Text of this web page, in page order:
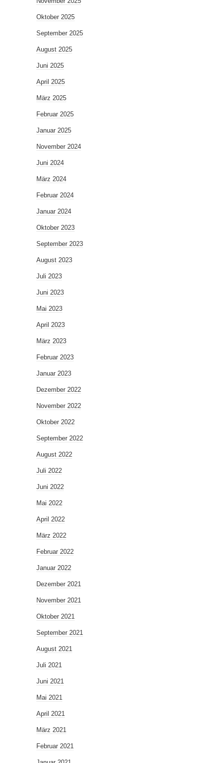
Oktober 2025
September 2025
August 2025
Juni 2025
April 2025
März 2025
Februar 2025
Januar 2025
November 2024
Juni 2024
März 2024
Februar 2024
Januar 2024
Oktober 2023
September 2023
August 2023
Juli 2023
Juni 2023
Mai 2023
April 2023
März 2023
Februar 2023
Januar 2023
Dezember 2022
November 2022
Oktober 2022
September 2022
August 2022
Juli 2022
Juni 2022
Mai 2022
April 2022
März 2022
Februar 2022
Januar 2022
Dezember 2021
November 2021
Oktober 2021
September 2021
August 2021
Juli 2021
Juni 2021
Mai 2021
April 2021
März 2021
Februar 2021